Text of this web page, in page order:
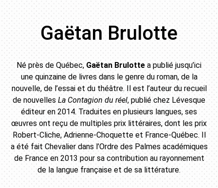
Gaëtan Brulotte
Né près de Québec, Gaëtan Brulotte a publié jusqu’ici
une quinzaine de livres dans le genre du roman, de la
nouvelle, de l’essai et du théâtre. Il est l’auteur du recueil
de nouvelles La Contagion du réel, publié chez Lévesque
éditeur en 2014. Traduites en plusieurs langues, ses
œuvres ont reçu de multiples prix littéraires, dont les prix
Robert-Cliche, Adrienne-Choquette et France-Québec. Il
a été fait Chevalier dans l’Ordre des Palmes académiques
de France en 2013 pour sa contribution au rayonnement
de la langue française et de sa littérature.